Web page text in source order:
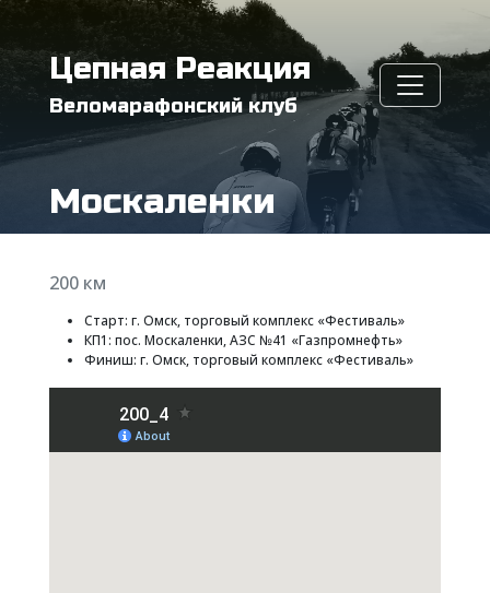
Цепная Реакция
Веломарафонский клуб
Москаленки
200 км
Старт: г. Омск, торговый комплекс «Фестиваль»
КП1: пос. Москаленки, АЗС №41 «Газпромнефть»
Финиш: г. Омск, торговый комплекс «Фестиваль»